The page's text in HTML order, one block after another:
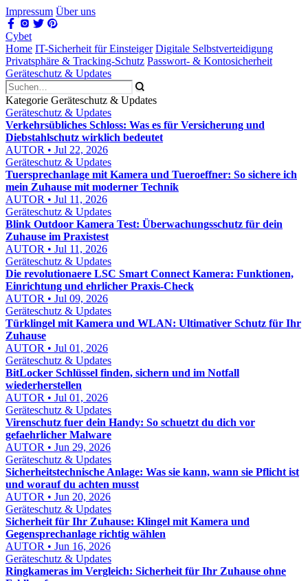
Impressum Über uns
Cybet
Home IT-Sicherheit für Einsteiger Digitale Selbstverteidigung
Privatsphäre & Tracking-Schutz Passwort- & Kontosicherheit
Geräteschutz & Updates
Kategorie Geräteschutz & Updates
Geräteschutz & Updates
Verkehrsübliches Schloss: Was es für Versicherung und
Diebstahlschutz wirklich bedeutet
AUTOR • Jul 22, 2026
Geräteschutz & Updates
Tuersprechanlage mit Kamera und Tueroeffner: So sichere ich
mein Zuhause mit moderner Technik
AUTOR • Jul 11, 2026
Geräteschutz & Updates
Blink Outdoor Kamera Test: Überwachungsschutz für dein
Zuhause im Praxistest
AUTOR • Jul 11, 2026
Geräteschutz & Updates
Die revolutionaere LSC Smart Connect Kamera: Funktionen,
Einrichtung und ehrlicher Praxis-Check
AUTOR • Jul 09, 2026
Geräteschutz & Updates
Türklingel mit Kamera und WLAN: Ultimativer Schutz für Ihr
Zuhause
AUTOR • Jul 01, 2026
Geräteschutz & Updates
BitLocker Schlüssel finden, sichern und im Notfall
wiederherstellen
AUTOR • Jul 01, 2026
Geräteschutz & Updates
Virenschutz fuer dein Handy: So schuetzt du dich vor
gefaehrlicher Malware
AUTOR • Jun 29, 2026
Geräteschutz & Updates
Sicherheitstechnische Anlage: Was sie kann, wann sie Pflicht ist
und worauf du achten musst
AUTOR • Jun 20, 2026
Geräteschutz & Updates
Sicherheit für Ihr Zuhause: Klingel mit Kamera und
Gegensprechanlage richtig wählen
AUTOR • Jun 16, 2026
Geräteschutz & Updates
Ringkameras im Vergleich: Sicherheit für Ihr Zuhause ohne